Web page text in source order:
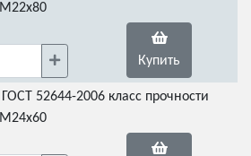
Купить
ГОСТ 52644-2006 класс прочности